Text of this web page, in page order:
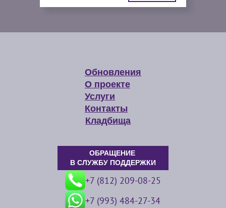
Обновления
О проекте
Услуги
Контакты
Кладбища
ОБРАЩЕНИЕ
В СЛУЖБУ ПОДДЕРЖКИ
+7 (812) 209-08-25
+7 (993) 484-27-34